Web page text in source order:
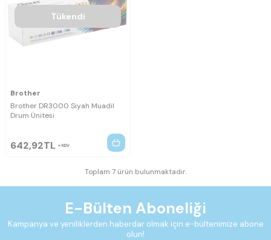
Tükendi
Brother
Brother DR3000 Siyah Muadil
Drum Ünitesi
642,92TL KDV
Toplam 7 ürün bulunmaktadır.
E-Bülten Aboneliği
Kampanya ve yeniliklerden haberdar olmak için e-bültenimize abone
olun!